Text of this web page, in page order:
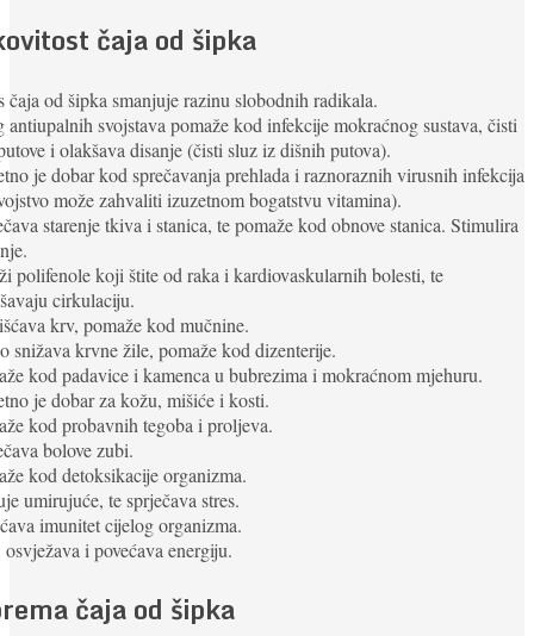
čaja od šipka
čaja od šipka smanjuje razinu slobodnih radikala.
antiupalnih svojstava pomaže kod infekcije mokraćnog sustava, čisti
i olakšava disanje (čisti sluz iz dišnih putova).
je dobar kod sprečavanja prehlada i raznoraznih virusnih infekcija
može zahvaliti izuzetnom bogatstvu vitamina).
starenje tkiva i stanica, te pomaže kod obnove stanica. Stimulira
polifenole koji štite od raka i kardiovaskularnih bolesti, te
cirkulaciju.
krv, pomaže kod mučnine.
snižava krvne žile, pomaže kod dizenterije.
kod padavice i kamenca u bubrezima i mokraćnom mjehuru.
je dobar za kožu, mišiće i kosti.
kod probavnih tegoba i proljeva.
bolove zubi.
kod detoksikacije organizma.
umirujuće, te sprječava stres.
imunitet cijelog organizma.
osvježava i povećava energiju.
čaja od šipka